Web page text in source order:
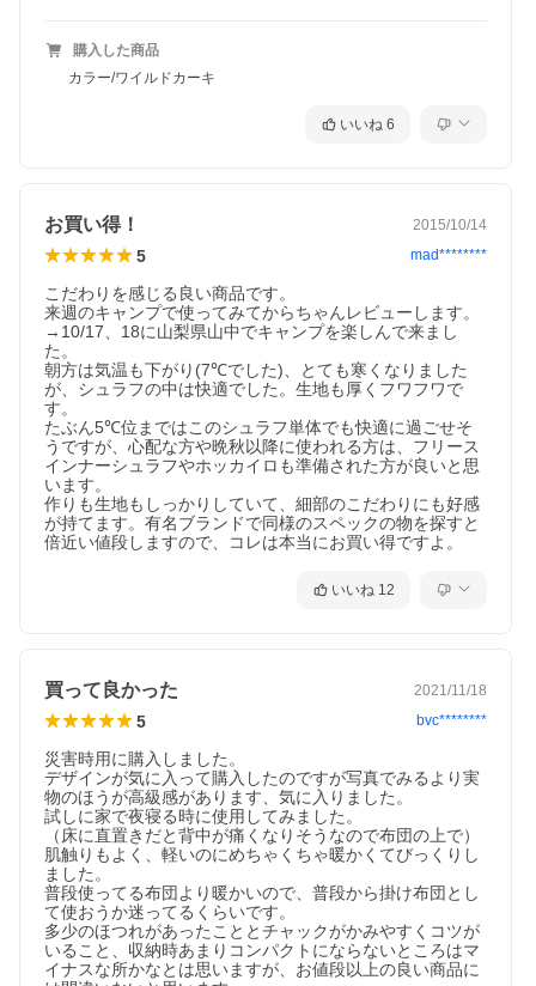
購入した商品
カラー/ワイルドカーキ
いいね 6
お買い得！ 2015/10/14
5 mad********
こだわりを感じる良い商品です。
来週のキャンプで使ってみてからちゃんレビューします。
→10/17、18に山梨県山中でキャンプを楽しんで来まし
た。
朝方は気温も下がり(7℃でした)、とても寒くなりました
が、シュラフの中は快適でした。生地も厚くフワフワで
す。
たぶん5℃位まではこのシュラフ単体でも快適に過ごせそ
うですが、心配な方や晩秋以降に使われる方は、フリース
インナーシュラフやホッカイロも準備された方が良いと思
います。
作りも生地もしっかりしていて、細部のこだわりにも好感
が持てます。有名ブランドで同様のスペックの物を探すと
倍近い値段しますので、コレは本当にお買い得ですよ。
いいね 12
買って良かった 2021/11/18
5 bvc********
災害時用に購入しました。
デザインが気に入って購入したのですが写真でみるより実
物のほうが高級感があります、気に入りました。
試しに家で夜寝る時に使用してみました。
（床に直置きだと背中が痛くなりそうなので布団の上で）
肌触りもよく、軽いのにめちゃくちゃ暖かくてびっくりし
ました。
普段使ってる布団より暖かいので、普段から掛け布団とし
て使おうか迷ってるくらいです。
多少のほつれがあったこととチャックがかみやすくコツが
いること、収納時あまりコンパクトにならないところはマ
イナスな所かなとは思いますが、お値段以上の良い商品に